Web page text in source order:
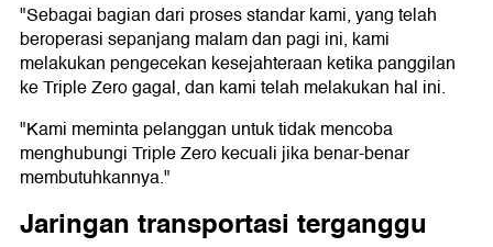
"Sebagai bagian dari proses standar kami, yang telah
beroperasi sepanjang malam dan pagi ini, kami
melakukan pengecekan kesejahteraan ketika panggilan
ke Triple Zero gagal, dan kami telah melakukan hal ini.
"Kami meminta pelanggan untuk tidak mencoba
menghubungi Triple Zero kecuali jika benar-benar
membutuhkannya."
Jaringan transportasi terganggu